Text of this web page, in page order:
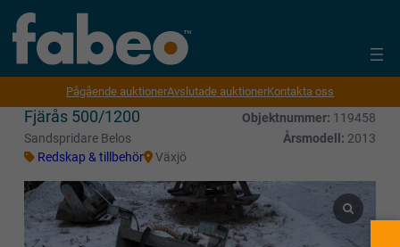
Pågående auktionerAvslutade auktionerKontakta oss
Fjärås 500/1200 Objektnummer: 119458
Sandspridare Belos
Årsmodell: 2013
Redskap & tillbehör
Växjö